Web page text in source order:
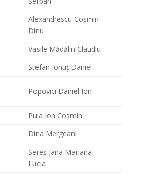
Alexandrescu Cosmin-
Dinu
Vasile Mădălin Claudiu
Ștefan Ionuț Daniel
Popovici Daniel Ion
Puia Ion Cosmin
Dina Mergeani
Sereș Jana Mariana
Lucia